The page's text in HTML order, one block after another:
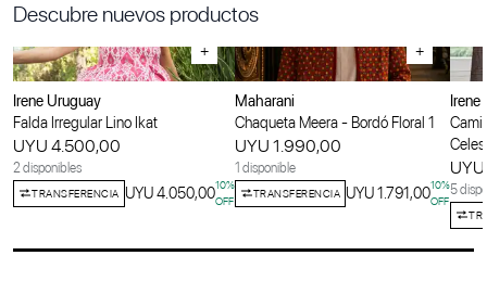
Descubre nuevos productos
+
Irene Uruguay
Falda Irregular Lino Ikat
UYU 4.500,00
2 disponibles
TRANSFERENCIA UYU 4.050,0010%
OFF
+
Maharani
Chaqueta Meera - Bordó Floral 1
UYU 1.990,00
1 disponible
TRANSFERENCIA UYU 1.791,0010%
OFF
Irene
5